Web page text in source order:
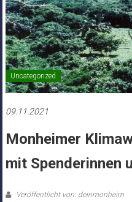
Uncategorized
09.11.2021
Monheimer
mit Spenderinnen
Veröffentlicht von: deinmonheim